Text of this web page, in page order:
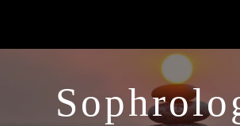
Sophrologue